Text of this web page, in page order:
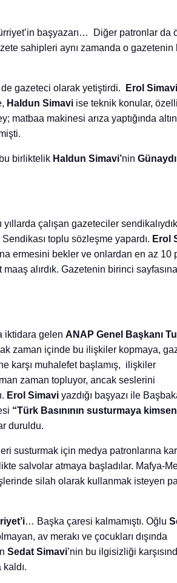
başyazarı… Diğer patronlar da
sahipleri aynı zamanda o gazetenin
gazeteci olarak yetiştirdi. Erol Simavi
Haldun Simavi ise teknik konular,
matbaa makinesi arıza yaptığında
birliktelik Haldun Simavi’nin
çalışan gazeteciler
toplu sözleşme yapardı. Erol
ermesini bekler ve onlardan en az 10
alırdık. Gazetenin birinci
iktidara gelen ANAP Genel Başkanı
zaman içinde bu ilişkiler kopmaya,
karşı muhalefet başlamış, ilişkiler
zaman topluyor, ancak seslerini
Erol Simavi yazdığı başyazı ile
“Türk Basınının susturmaya
duruldu.
susturmak için medya patronlarına
salvolar atmaya başladılar. Mafya-
silah olarak kullanmak isteyen
… Başka çaresi kalmamıştı. Oğlu
av merakı ve çocukları dışında
Sedat Simavi’nin bu ilgisizliği